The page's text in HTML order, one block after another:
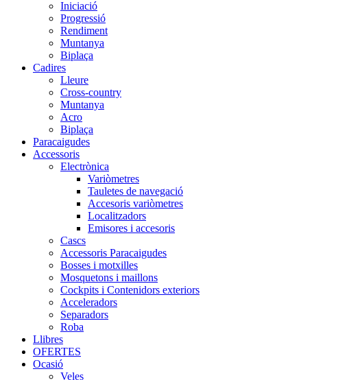
Iniciació
Progressió
Rendiment
Muntanya
Biplaça
Cadires
Lleure
Cross-country
Muntanya
Acro
Biplaça
Paracaigudes
Accessoris
Electrònica
Variòmetres
Tauletes de navegació
Accesoris variòmetres
Localitzadors
Emisores i accesoris
Cascs
Accessoris Paracaigudes
Bosses i motxilles
Mosquetons i maillons
Cockpits i Contenidors exteriors
Acceleradors
Separadors
Roba
Llibres
OFERTES
Ocasió
Veles